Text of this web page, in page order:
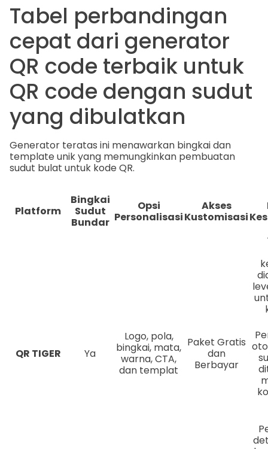
Tabel perbandingan
cepat dari generator
QR code terbaik untuk
QR code dengan sudut
yang dibulatkan
Generator teratas ini menawarkan bingkai dan
template unik yang memungkinkan pembuatan
sudut bulat untuk kode QR.
Platform
Bingkai
Sudut
Bundar
Opsi
Personalisasi
Akses
Kustomisasi
QR TIGER Ya
Logo, pola,
bingkai, mata,
warna, CTA,
dan templat
Paket Gratis
dan
Berbayar